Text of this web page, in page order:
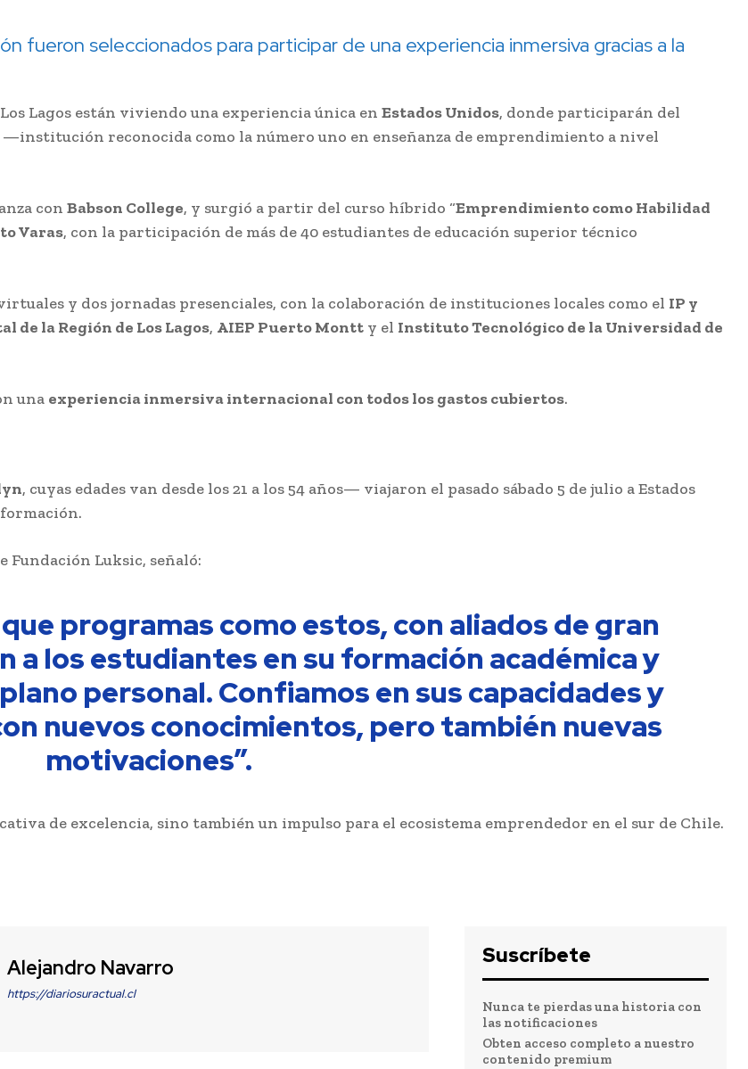
fueron seleccionados para participar de una experiencia inmersiva gracias a la
Lagos están viviendo una experiencia única en Estados Unidos, donde participarán del
—institución reconocida como la número uno en enseñanza de emprendimiento a nivel
con Babson College, y surgió a partir del curso híbrido “Emprendimiento como Habilidad
Varas, con la participación de más de 40 estudiantes de educación superior técnico
y dos jornadas presenciales, con la colaboración de instituciones locales como el IP y
de la Región de Los Lagos, AIEP Puerto Montt y el Instituto Tecnológico de la Universidad de
una experiencia inmersiva internacional con todos los gastos cubiertos.
, cuyas edades van desde los 21 a los 54 años— viajaron el pasado sábado 5 de julio a Estados
Luksic, señaló:
programas como estos, con aliados de gran
a los estudiantes en su formación académica y
personal. Confiamos en sus capacidades y
nuevos conocimientos, pero también nuevas
motivaciones”.
de excelencia, sino también un impulso para el ecosistema emprendedor en el sur de Chile.
Alejandro Navarro
https://diariosuractual.cl
Suscríbete
Nunca te pierdas una historia con
las notificaciones
Obten acceso completo a nuestro
contenido premium